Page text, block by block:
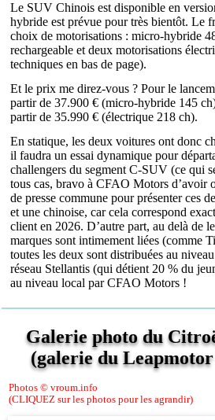
Le SUV Chinois est disponible en
hybride est prévue pour très bientôt. Le
choix de motorisations : micro-hybride
rechargeable et deux motorisations
techniques en bas de page).
Et le prix me direz-vous ? Pour le
partir de 37.900 € (micro-hybride 145
partir de 35.990 € (électrique 218 ch).
En statique, les deux voitures ont donc
il faudra un essai dynamique pour
challengers du segment C-SUV (ce qui
tous cas, bravo à CFAO Motors d’avoir
de presse commune pour présenter ces
et une chinoise, car cela correspond
client en 2026. D’autre part, au delà de
marques sont intimement liées (comme
toutes les deux sont distribuées au
réseau Stellantis (qui détient 20 % du
au niveau local par CFAO Motors !
Galerie photo du
(galerie du
Photos © vroum.info
(CLIQUEZ sur les photos pour les agrandir)